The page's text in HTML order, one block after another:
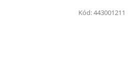
Kód:443001211